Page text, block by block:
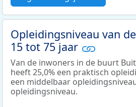
Opleidingsniveau van
15 tot 75 jaar
Van de inwoners in de buurt
heeft 25,0% een praktisch
een middelbaar
opleidingsniveau.